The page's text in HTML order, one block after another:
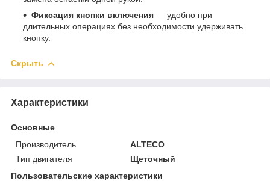
Фиксация кнопки включения — удобно при
длительных операциях без необходимости удерживать
кнопку.
Скрыть
Характеристики
Основные
Производитель
ALTECO
Тип двигателя
Щеточный
Пользовательские характеристики